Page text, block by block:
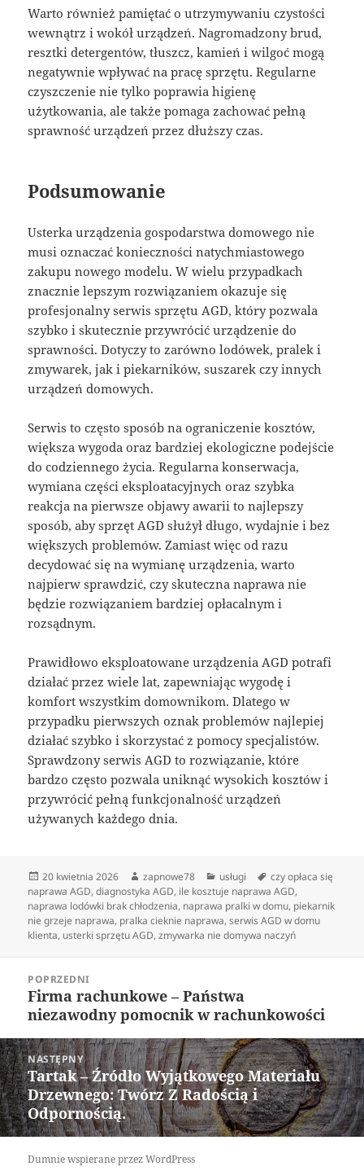
Warto również pamiętać o utrzymywaniu czystości
wewnątrz i wokół urządzeń. Nagromadzony brud,
resztki detergentów, tłuszcz, kamień i wilgoć mogą
negatywnie wpływać na pracę sprzętu. Regularne
czyszczenie nie tylko poprawia higienę
użytkowania, ale także pomaga zachować pełną
sprawność urządzeń przez dłuższy czas.
Podsumowanie
Usterka urządzenia gospodarstwa domowego nie
musi oznaczać konieczności natychmiastowego
zakupu nowego modelu. W wielu przypadkach
znacznie lepszym rozwiązaniem okazuje się
profesjonalny serwis sprzętu AGD, który pozwala
szybko i skutecznie przywrócić urządzenie do
sprawności. Dotyczy to zarówno lodówek, pralek i
zmywarek, jak i piekarników, suszarek czy innych
urządzeń domowych.
Serwis to często sposób na ograniczenie kosztów,
większa wygoda oraz bardziej ekologiczne podejście
do codziennego życia. Regularna konserwacja,
wymiana części eksploatacyjnych oraz szybka
reakcja na pierwsze objawy awarii to najlepszy
sposób, aby sprzęt AGD służył długo, wydajnie i bez
większych problemów. Zamiast więc od razu
decydować się na wymianę urządzenia, warto
najpierw sprawdzić, czy skuteczna naprawa nie
będzie rozwiązaniem bardziej opłacalnym i
rozsądnym.
Prawidłowo eksploatowane urządzenia AGD potrafi
działać przez wiele lat, zapewniając wygodę i
komfort wszystkim domownikom. Dlatego w
przypadku pierwszych oznak problemów najlepiej
działać szybko i skorzystać z pomocy specjalistów.
Sprawdzony serwis AGD to rozwiązanie, które
bardzo często pozwala uniknąć wysokich kosztów i
przywrócić pełną funkcjonalność urządzeń
używanych każdego dnia.
Data
publikacji
20 kwietnia 2026 Autor
zapnowe78 Kategorie
usługi Tagi
czy opłaca się
naprawa AGD,diagnostyka AGD, ile kosztuje naprawa AGD,
naprawa lodówki brak chłodzenia, naprawa pralki w domu, piekarnik
nie grzeje naprawa, pralka cieknie naprawa,serwis AGD w domu
klienta, usterki sprzętu AGD,zmywarka nie domywa naczyń
wpisuPOPRZEDNI
Poprzedni
wpis:
Firma rachunkowe – Państwa
niezawodny pomocnik w rachunkowości
NASTĘPNY
Następny
wpis:
Tartak – Źródło Wyjątkowego Materiału
Drzewnego: Twórz Z Radością i
Odpornością.
Dumnie wspierane przez WordPress